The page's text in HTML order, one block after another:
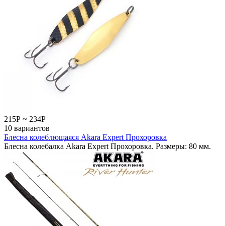
215Р ~ 234Р
10 вариантов
Блесна колеблющаяся Akara Expert Прохоровка
Блесна колебалка Akara Expert Прохоровка. Размеры: 80 мм.